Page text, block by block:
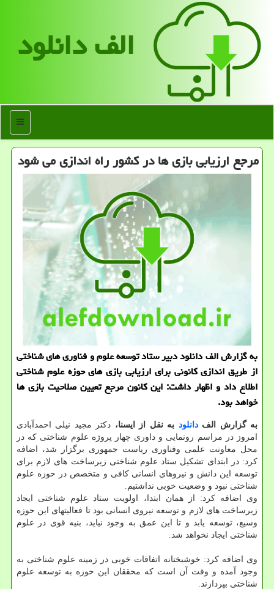
الف دانلود
منو
مرجع ارزیابی بازی ها در کشور راه اندازی می شود
به گزارش الف دانلود دبیر ستاد توسعه علوم و فناوری های شناختی
از طریق اندازی کانونی برای ارزیابی بازی های حوزه علوم شناختی
اطلاع داد و اظهار داشت: این کانون مرجع تعیین صلاحیت بازی ها
خواهد بود.
به گزارش الفدانلود به نقل از ایسنا، دکتر مجید نیلی احمدآبادی
امروز در مراسم رونمایی و داوری چهار پروژه علوم شناختی که در
محل معاونت علمی وفناوری ریاست جمهوری برگزار شد، اضافه
کرد: در ابتدای تشکیل ستاد علوم شناختی زیرساخت های لازم برای
توسعه این دانش و نیروهای انسانی کافی و متخصص در حوزه علوم
شناختی نبود و وضعیت خوبی نداشتیم.
وی اضافه کرد: از همان ابتدا، اولویت ستاد علوم شناختی ایجاد
زیرساخت های لازم و توسعه نیروی انسانی بود تا فعالیتهای این حوزه
وسیع، توسعه یابد و تا این عمق به وجود نیاید، بنیه قوی در علوم
شناختی ایجاد نخواهد شد.
وی اضافه کرد: خوشبختانه اتفاقات خوبی در زمینه علوم شناختی به
وجود آمده و وقت آن است که محققان این حوزه به توسعه علوم
شناختی بپردازند.